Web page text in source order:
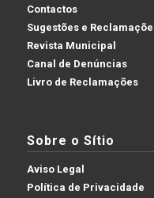
Contactos
Sugestões e
Revista Municipal
Canal de Denúncias
Livro de Reclamações
Sobre o Sítio
Aviso Legal
Política de Privacidade